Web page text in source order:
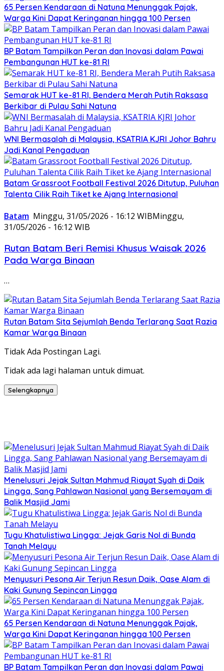
65 Persen Kendaraan di Natuna Menunggak Pajak,
Warga Kini Dapat Keringanan hingga 100 Persen
BP Batam Tampilkan Peran dan Inovasi dalam Pawai
Pembangunan HUT ke-81 RI
Semarak HUT ke-81 RI, Bendera Merah Putih Raksasa
Berkibar di Pulau Sahi Natuna
WNI Bermasalah di Malaysia, KSATRIA KJRI Johor Bahru
Jadi Kanal Pengaduan
Batam Grassroot Football Festival 2026 Ditutup, Puluhan
Talenta Cilik Raih Tiket ke Ajang Internasional
Batam Minggu, 31/05/2026 - 16:12 WIBMinggu,
31/05/2026 - 16:12 WIB
Rutan Batam Beri Remisi Khusus Waisak 2026
Pada Warga Binaan
…
Rutan Batam Sita Sejumlah Benda Terlarang Saat Razia
Kamar Warga Binaan
Tidak Ada Postingan Lagi.
Tidak ada lagi halaman untuk dimuat.
Selengkapnya
Menelusuri Jejak Sultan Mahmud Riayat Syah di Daik
Lingga, Sang Pahlawan Nasional yang Bersemayam di
Balik Masjid Jami
Tugu Khatulistiwa Lingga: Jejak Garis Nol di Bunda
Tanah Melayu
Menyusuri Pesona Air Terjun Resun Daik, Oase Alam di
Kaki Gunung Sepincan Lingga
65 Persen Kendaraan di Natuna Menunggak Pajak,
Warga Kini Dapat Keringanan hingga 100 Persen
BP Batam Tampilkan Peran dan Inovasi dalam Pawai